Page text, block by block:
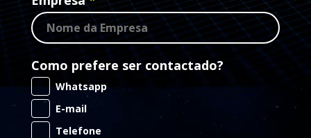
Como prefere ser contactado?
Whatsapp
E-mail
Telefone